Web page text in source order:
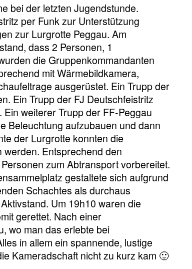
bei der letzten Jugendstunde.
per Funk zur Unterstützung
zur Lurgrotte Peggau. Am
dass 2 Personen, 1
die Gruppenkommandanten
mit Wärmebildkamera,
ausgerüstet. Ein Trupp der
Ein Trupp der FJ Deutschfeistritz
weiterer Trupp der FF-Peggau
Beleuchtung aufzubauen und dann
der Lurgrotte konnten die
Entsprechend den
zum Abtransport vorbereitet.
gestaltete sich aufgrund
Schachtes als durchaus
Um 19h10 waren die
gerettet. Nach einer
wo man das erlebte bei
in allem ein spannende, lustige
Kameradschaft nicht zu kurz kam 🙂